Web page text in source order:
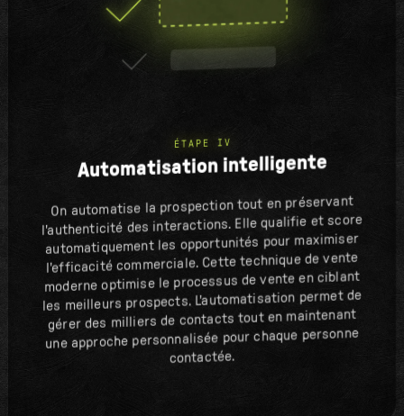
ÉTAPE IV
Automatisation intelligente
On automatise la prospection tout en préservant
l'authenticité des interactions. Elle qualifie et score
automatiquement les opportunités pour maximiser
l'efficacité commerciale. Cette technique de vente
moderne optimise le processus de vente en ciblant
les meilleurs prospects. L'automatisation permet de
gérer des milliers de contacts tout en maintenant
une approche personnalisée pour chaque personne
contactée.